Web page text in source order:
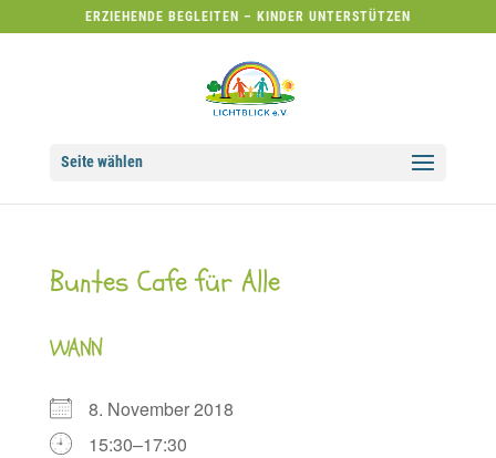
ERZIEHENDE BEGLEITEN – KINDER UNTERSTÜTZEN
Seite wählen
Buntes Cafe für Alle
WANN
8. November 2018
15:30–17:30